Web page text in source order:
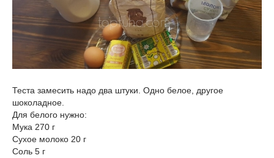
Теста замесить надо два штуки. Одно белое, другое
шоколадное.
Для белого нужно:
Мука 270 г
Сухое молоко 20 г
Соль 5 г